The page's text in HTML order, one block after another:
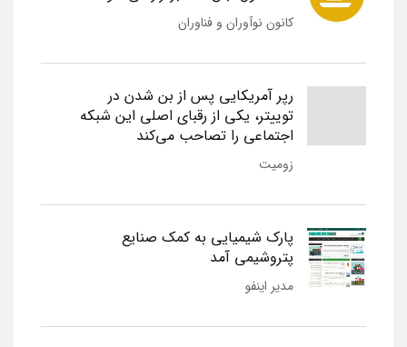
کانون نوآوران و فناوران
رپر آمریکایی پس از بن شدن در
توییتر، یکی از رقبای اصلی این شبکه
اجتماعی را تصاحب می‌کند
زومیت
پارک شیمیایی به کمک صنایع
پتروشیمی آمد
مدیر اینفو